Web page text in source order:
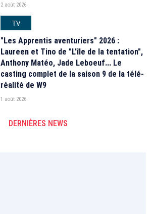
2 août 2026
TV
"Les Apprentis aventuriers" 2026 :
Laureen et Tino de "L'île de la tentation",
Anthony Matéo, Jade Leboeuf... Le
casting complet de la saison 9 de la télé-
réalité de W9
1 août 2026
DERNIÈRES NEWS